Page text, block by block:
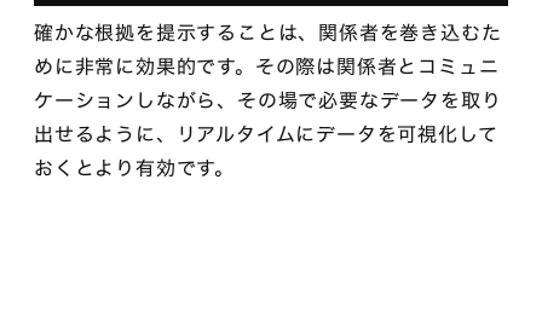
確かな根拠を提示することは、関係者を巻き込むた
めに非常に効果的です。その際は関係者とコミュニ
ケーションしながら、その場で必要なデータを取り
出せるように、リアルタイムにデータを可視化して
おくとより有効です。